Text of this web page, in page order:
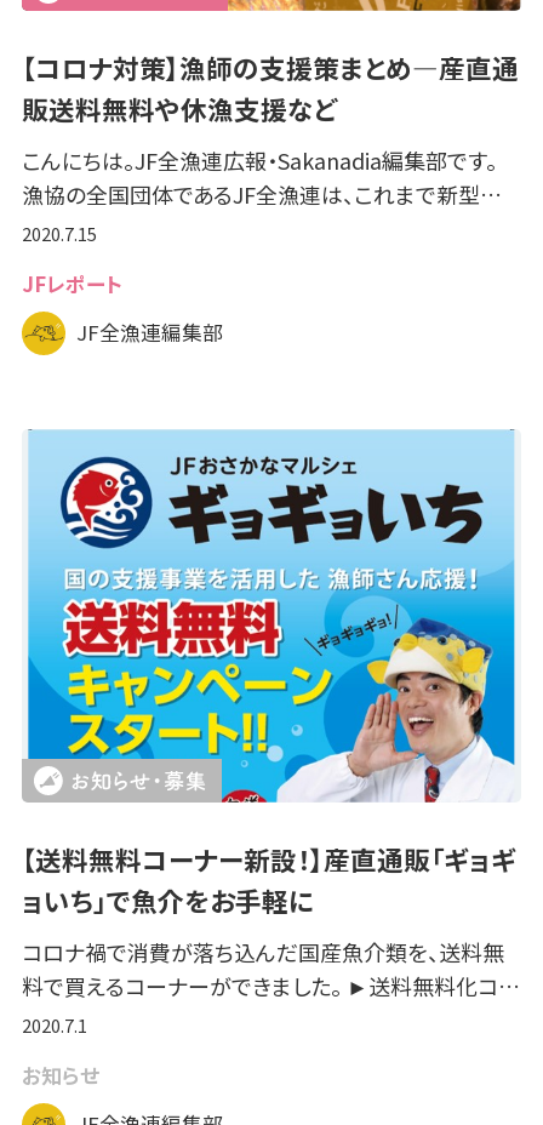
【コロナ対策】漁師の支援策まとめ―産直通
販送料無料や休漁支援など
こんにちは。JF全漁連広報・Sakanadia編集部です。
漁協の全国団体であるJF全漁連は、これまで新型…
2020.7.15
JFレポート
JF全漁連編集部
【送料無料コーナー新設！】産直通販「ギョギ
ョいち」で魚介をお手軽に
コロナ禍で消費が落ち込んだ国産魚介類を、送料無
料で買えるコーナーができました。 ►送料無料化コ…
2020.7.1
お知らせ